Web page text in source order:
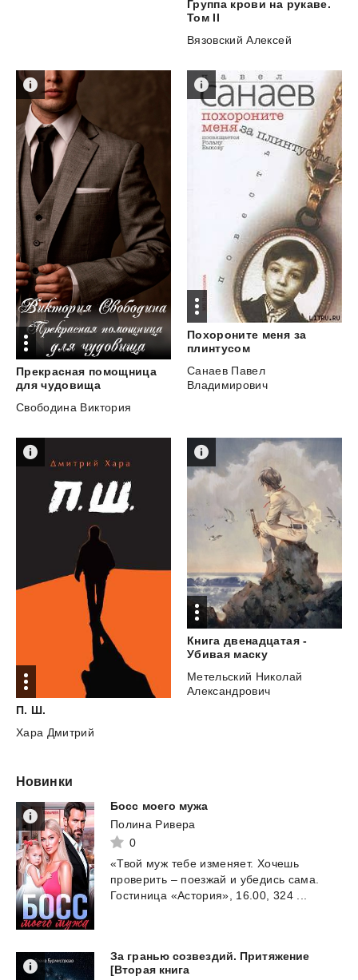
Группа крови на рукаве.
Том II
Вязовский Алексей
Прекрасная помощница
для чудовища
Свободина Виктория
Похороните меня за
плинтусом
Санаев Павел
Владимирович
П. Ш.
Хара Дмитрий
Книга двенадцатая -
Убивая маску
Метельский Николай
Александрович
Новинки
Босс моего мужа
Полина Ривера
0
«Твой муж тебе изменяет. Хочешь
проверить – поезжай и убедись сама.
Гостиница «Астория», 16.00, 324
За гранью созвездий. Притяжение
[Вторая книга